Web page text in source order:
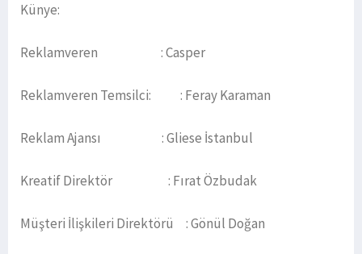
Künye:
Reklamveren : Casper
Reklamveren Temsilci: : Feray Karaman
Reklam Ajansı : Gliese İstanbul
Kreatif Direktör : Fırat Özbudak
Müşteri İlişkileri Direktörü : Gönül Doğan